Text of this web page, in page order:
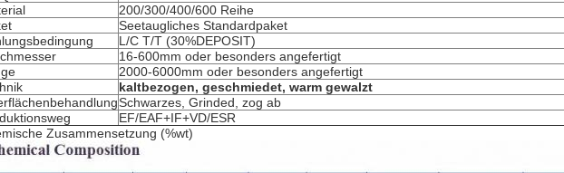
200/300/400/600 Reihe
Seetaugliches Standardpaket
L/C T/T (30%DEPOSIT)
16-600mm oder besonders angefertigt
2000-6000mm oder besonders angefertigt
kaltbezogen, geschmiedet, warm gewalzt
Schwarzes, Grinded, zog ab
EF/EAF+IF+VD/ESR
Zusammensetzung (%wt)